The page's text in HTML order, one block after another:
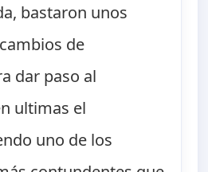
bastaron unos
de
dar paso al
ultimas el
uno de los